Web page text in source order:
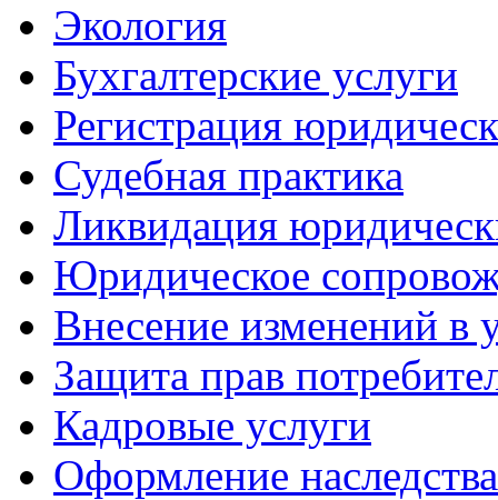
Экология
Бухгалтерские услуги
Регистрация
Судебная практика
Ликвидация
Юридическое
Внесение изменений в
Защита прав
Кадровые услуги
Оформление наследства